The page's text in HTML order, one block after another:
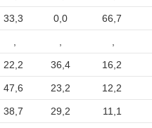
33,3 0,0 66,7
22,2 36,4 16,2
47,6 23,2 12,2
38,7 29,2 11,1